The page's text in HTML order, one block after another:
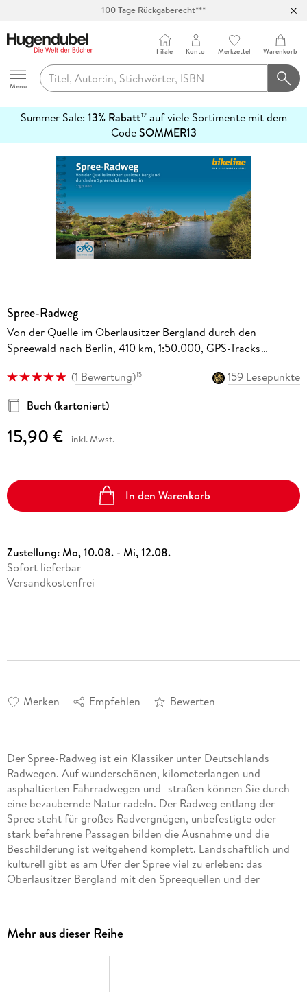
100 Tage Rückgaberecht***
Hugendubel
Menu
Filiale Konto Merkzettel Warenkorb
Summer Sale: 13% Rabatt12auf viele Sortimente mit dem
CodeSOMMER13
erfahren
Spree-Radweg
Von der Quelle im Oberlausitzer Bergland durch den
Spreewald nach Berlin, 410 km, 1:50.000, GPS-Tracks
(1 Bewertung)15
159 Lesepunkte
Buch (kartoniert)
15,90 € inkl. Mwst.
In den Warenkorb
Zustellung:Mo, 10.08. - Mi, 12.08.
Sofort lieferbar
Versandkostenfrei
Merken Empfehlen Bewerten
Der Spree-Radweg ist ein Klassiker unter Deutschlands
Radwegen. Auf wunderschönen, kilometerlangen und
asphaltierten Fahrradwegen und -straßen können Sie durch
eine bezaubernde Natur radeln. Der Radweg entlang der
Spree steht für großes Radvergnügen, unbefestigte oder
stark befahrene Passagen bilden die Ausnahme und die
Beschilderung ist weitgehend komplett. Landschaftlich und
kulturell gibt es am Ufer der Spree viel zu erleben: das
Oberlausitzer Bergland mit den Spreequellen und der
Auenlandschaften. Vielleicht lockt Sie auch eine erholsame
Kahnfahrt durch den einzigartigen Spreewald oder ein
Mehr aus dieser Reihe